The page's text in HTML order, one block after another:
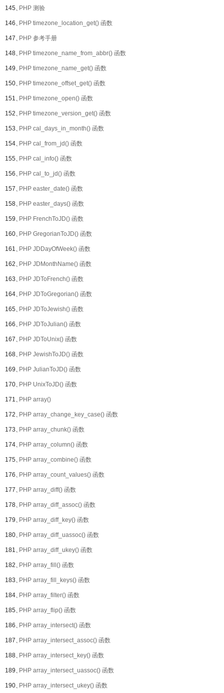
145、PHP 测验
146、PHP timezone_location_get() 函数
147、PHP 参考手册
148、PHP timezone_name_from_abbr() 函数
149、PHP timezone_name_get() 函数
150、PHP timezone_offset_get() 函数
151、PHP timezone_open() 函数
152、PHP timezone_version_get() 函数
153、PHP cal_days_in_month() 函数
154、PHP cal_from_jd() 函数
155、PHP cal_info() 函数
156、PHP cal_to_jd() 函数
157、PHP easter_date() 函数
158、PHP easter_days() 函数
159、PHP FrenchToJD() 函数
160、PHP GregorianToJD() 函数
161、PHP JDDayOfWeek() 函数
162、PHP JDMonthName() 函数
163、PHP JDToFrench() 函数
164、PHP JDToGregorian() 函数
165、PHP JDToJewish() 函数
166、PHP JDToJulian() 函数
167、PHP JDToUnix() 函数
168、PHP JewishToJD() 函数
169、PHP JulianToJD() 函数
170、PHP UnixToJD() 函数
171、PHP array()
172、PHP array_change_key_case() 函数
173、PHP array_chunk() 函数
174、PHP array_column() 函数
175、PHP array_combine() 函数
176、PHP array_count_values() 函数
177、PHP array_diff() 函数
178、PHP array_diff_assoc() 函数
179、PHP array_diff_key() 函数
180、PHP array_diff_uassoc() 函数
181、PHP array_diff_ukey() 函数
182、PHP array_fill() 函数
183、PHP array_fill_keys() 函数
184、PHP array_filter() 函数
185、PHP array_flip() 函数
186、PHP array_intersect() 函数
187、PHP array_intersect_assoc() 函数
188、PHP array_intersect_key() 函数
189、PHP array_intersect_uassoc() 函数
190、PHP array_intersect_ukey() 函数